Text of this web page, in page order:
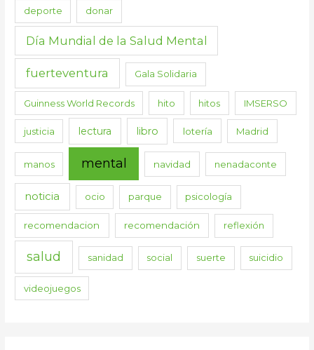
deporte donar
Día Mundial de la Salud Mental
fuerteventura Gala Solidaria
Guinness World Records hito hitos IMSERSO
justicia lectura libro lotería Madrid
manos mental navidad nenadaconte
noticia ocio parque psicología
recomendacion recomendación reflexión
salud sanidad social suerte suicidio
videojuegos